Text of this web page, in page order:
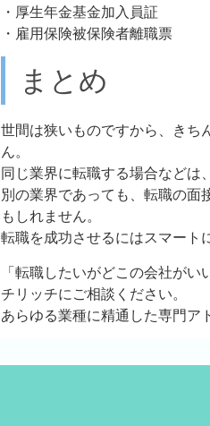
・厚生年金基金加入員証
・雇用保険被保険者離職票
まとめ
世間は狭いものですから、き
ん。
同じ業界に転職する場合などは
別の業界であっても、転職の
もしれません。
転職を成功させるにはスマート
「転職したいがどこの会社が
チリッチにご相談ください。
あらゆる業種に精通した専門ア